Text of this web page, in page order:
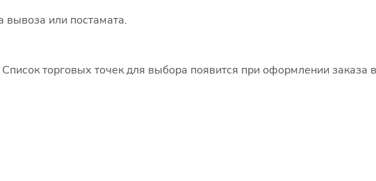
вывоза или постамата.
торговых точек для выбора появится при оформлении заказа